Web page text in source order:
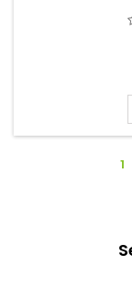
1